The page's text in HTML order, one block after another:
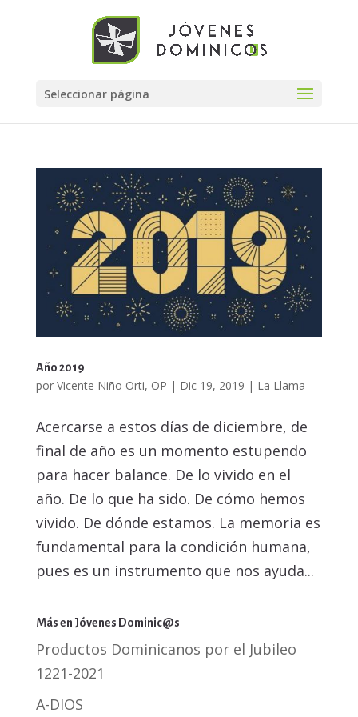
Seleccionar página
Año 2019
por Vicente Niño Orti, OP | Dic 19, 2019 | La Llama
Acercarse a estos días de diciembre, de
final de año es un momento estupendo
para hacer balance. De lo vivido en el
año. De lo que ha sido. De cómo hemos
vivido. De dónde estamos. La memoria es
fundamental para la condición humana,
pues es un instrumento que nos ayuda...
Más en Jóvenes Dominic@s
Productos Dominicanos por el Jubileo
1221-2021
A-DIOS